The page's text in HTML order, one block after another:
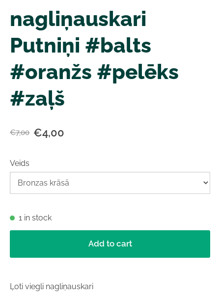
nagliņauskari
Putniņi #balts
#oranžs #pelēks
#zaļš
€7,00 €4,00
Veids
1 in stock
Add to cart
Ļoti viegli nagliņauskari